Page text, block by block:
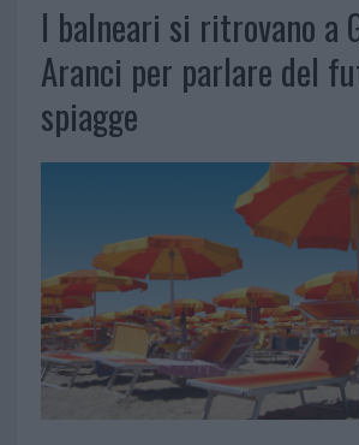
I balneari si ritrovano a
Aranci per parlare del
spiagge